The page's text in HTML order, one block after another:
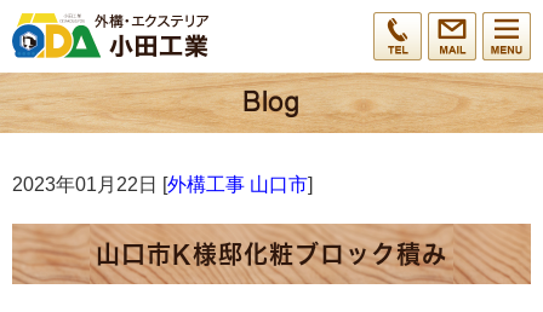
2023年01月22日 [外構工事 山口市]
山口市K様邸化粧ブロック積み